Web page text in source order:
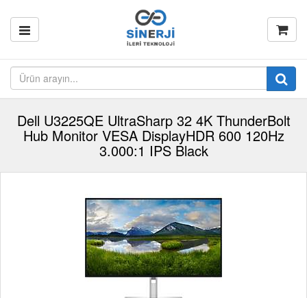
Dell U3225QE UltraSharp 32 4K ThunderBolt
Hub Monitor VESA DisplayHDR 600 120Hz
3.000:1 IPS Black